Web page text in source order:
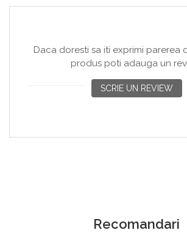
Daca doresti sa iti exprimi parerea
produs poti adauga un
SCRIE UN REVIEW
Recomandari